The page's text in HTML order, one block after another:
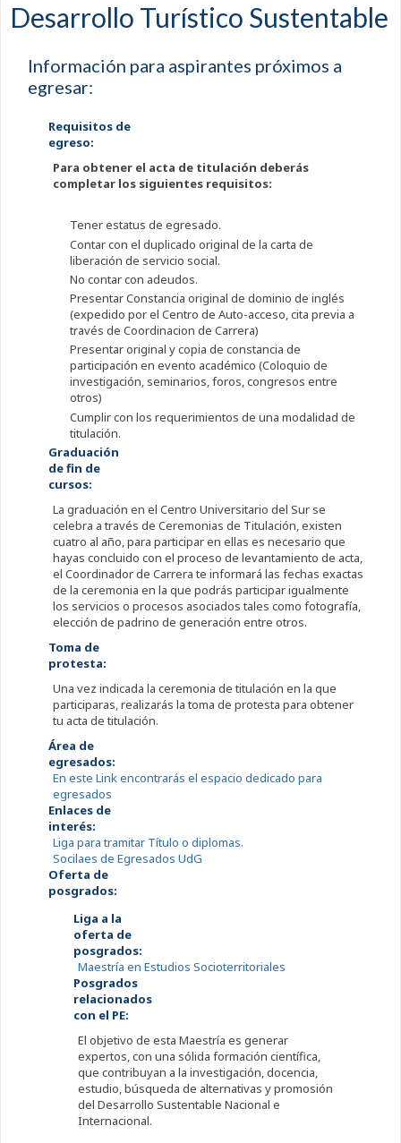
Desarrollo Turístico Sustentable
Información para aspirantes próximos a
egresar:
Requisitos de
egreso:
Para obtener el acta de titulación deberás
completar los siguientes requisitos:
Tener estatus de egresado.
Contar con el duplicado original de la carta de
liberación de servicio social.
No contar con adeudos.
Presentar Constancia original de dominio de inglés
(expedido por el Centro de Auto-acceso, cita previa a
través de Coordinacion de Carrera)
Presentar original y copia de constancia de
participación en evento académico (Coloquio de
investigación, seminarios, foros, congresos entre
otros)
Cumplir con los requerimientos de una modalidad de
titulación.
Graduación
de fin de
cursos:
La graduación en el Centro Universitario del Sur se
celebra a través de Ceremonias de Titulación, existen
cuatro al año, para participar en ellas es necesario que
hayas concluido con el proceso de levantamiento de acta,
el Coordinador de Carrera te informará las fechas exactas
de la ceremonia en la que podrás participar igualmente
los servicios o procesos asociados tales como fotografía,
elección de padrino de generación entre otros.
Toma de
protesta:
Una vez indicada la ceremonia de titulación en la que
participaras, realizarás la toma de protesta para obtener
tu acta de titulación.
Área de
egresados:
En este Link encontrarás el espacio dedicado para
egresados
Enlaces de
interés:
Liga para tramitar Título o diplomas.
Socilaes de Egresados UdG
Oferta de
posgrados:
Liga a la
oferta de
posgrados:
Maestría en Estudios Socioterritoriales
Posgrados
relacionados
con el PE:
El objetivo de esta Maestría es generar
expertos, con una sólida formación científica,
que contribuyan a la investigación, docencia,
estudio, búsqueda de alternativas y promosión
del Desarrollo Sustentable Nacional e
Internacional.